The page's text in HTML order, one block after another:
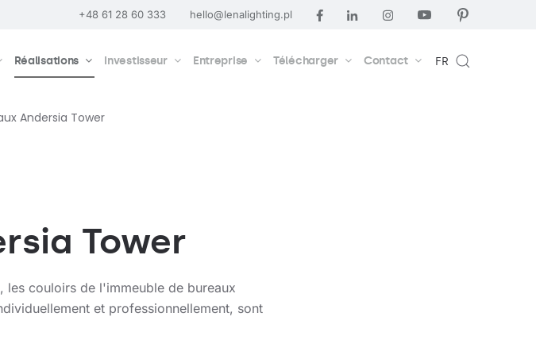
+48 61 28 60 333 hello@lenalighting.pl
Réalisations Investisseur Entreprise Télécharger Contact FR
Andersia Tower
Tower
les couloirs de l'immeuble de bureaux
et professionnellement, sont